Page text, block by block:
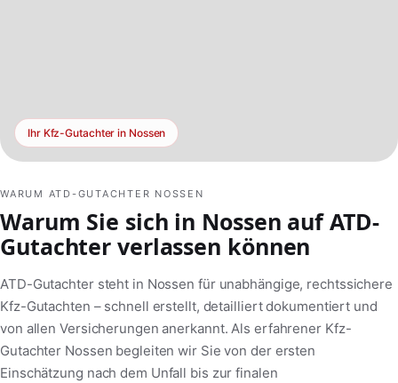
Ihr Kfz-Gutachter in Nossen
WARUM ATD-GUTACHTER NOSSEN
Warum Sie sich in Nossen auf ATD-
Gutachter verlassen können
ATD-Gutachter steht in Nossen für unabhängige, rechtssichere
Kfz-Gutachten – schnell erstellt, detailliert dokumentiert und
von allen Versicherungen anerkannt. Als erfahrener Kfz-
Gutachter Nossen begleiten wir Sie von der ersten
Einschätzung nach dem Unfall bis zur finalen